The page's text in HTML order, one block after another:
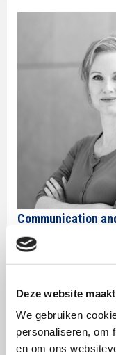
Deze website
We gebruiken
personaliseren, om
en om ons
Communication
auteurs van de
better: Influencers
Loes doet
kenmerken van